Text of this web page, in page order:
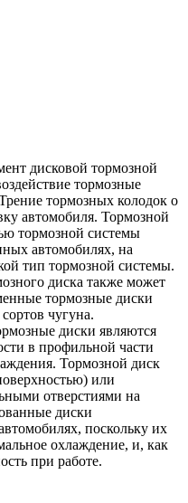
дисковой тормозной
тормозные
тормозных колодок о
автомобиля. Тормозной
тормозной системы
автомобилях, на
тип тормозной системы.
диска также может
тормозные диски
чугуна.
диски являются
в профильной части
Тормозной диск
или
отверстиями на
диски
поскольку их
охлаждение, и, как
при работе.